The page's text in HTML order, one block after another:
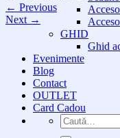
GHID
Ghid
Evenimente
Blog
Contact
OUTLET
Card Cadou
Caută
după:
← Previous
Next →